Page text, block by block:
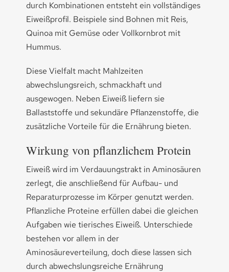
durch Kombinationen entsteht ein vollständiges
Eiweißprofil. Beispiele sind Bohnen mit Reis,
Quinoa mit Gemüse oder Vollkornbrot mit
Hummus.
Diese Vielfalt macht Mahlzeiten
abwechslungsreich, schmackhaft und
ausgewogen. Neben Eiweiß liefern sie
Ballaststoffe und sekundäre Pflanzenstoffe, die
zusätzliche Vorteile für die Ernährung bieten.
Wirkung von pflanzlichem Protein
Eiweiß wird im Verdauungstrakt in Aminosäuren
zerlegt, die anschließend für Aufbau- und
Reparaturprozesse im Körper genutzt werden.
Pflanzliche Proteine erfüllen dabei die gleichen
Aufgaben wie tierisches Eiweiß. Unterschiede
bestehen vor allem in der
Aminosäureverteilung, doch diese lassen sich
durch abwechslungsreiche Ernährung